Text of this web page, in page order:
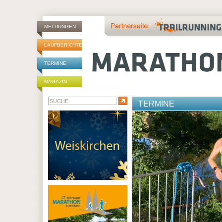
MELDUNGEN
LAUFBERICHTE
TERMINE
MAGAZIN
TERMINE